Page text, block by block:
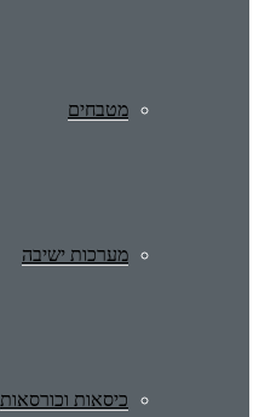
מטבחים
מערכות ישיבה
כיסאות וכורסאות